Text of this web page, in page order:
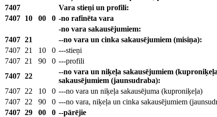
7407
Vara stieņi un profili:
7407 10 00 0 -no rafinēta vara
-no vara sakausējumiem:
7407 21
--no vara un cinka sakausējumiem (misiņa):
7407 21 10 0 ---stieņi
7407 21 90 0 ---profili
7407 22
--no vara un niķeļa sakausējumiem
sakausējumiem (jaunsudraba):
7407 22 10 0 ---no vara un niķeļa sakausējuma (kuproniķeļa)
7407 22 90 0 ---no vara, niķeļa un cinka sakausējumiem
7407 29 00 0 --pārējie